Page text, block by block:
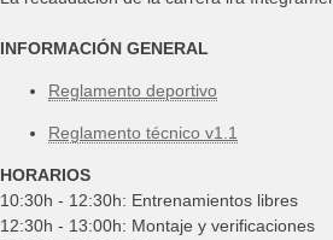
INFORMACIÓN GENERAL
Reglamento deportivo
Reglamento técnico v1.1
HORARIOS
10:30h - 12:30h: Entrenamientos libres
12:30h - 13:00h: Montaje y verificaciones